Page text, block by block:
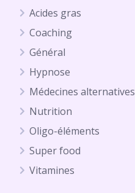
Acides gras
Coaching
Général
Hypnose
Médecines alternatives
Nutrition
Oligo-éléments
Super food
Vitamines